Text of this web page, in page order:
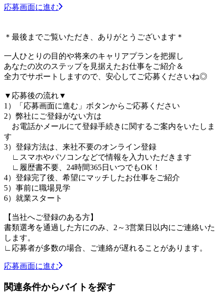
応募画面に進む
＊最後までご覧いただき、ありがとうございます＊
一人ひとりの目的や将来のキャリアプランを把握し
あなたの次のステップを見据えたお仕事をご紹介＆
全力でサポートしますので、安心してご応募くださいね◎
▼応募後の流れ▼
1）「応募画面に進む」ボタンからご応募ください
2）弊社にご登録がない方は
お電話かメールにて登録手続きに関するご案内をいたしま
す
3）登録方法は、来社不要のオンライン登録
∟スマホやパソコンなどで情報を入力いただきます
∟履歴書不要、24時間365日いつでもOK！
4）登録完了後、希望にマッチしたお仕事をご紹介
5）事前に職場見学
6）就業スタート
【当社へご登録のある方】
書類選考を通過した方にのみ、2～3営業日以内にご連絡いた
します。
∟応募者が多数の場合、ご連絡が遅れることがあります。
応募画面に進む
関連条件からバイトを探す